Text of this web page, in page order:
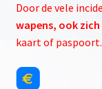
Door de vele
wapens, ook
kaart of paspoort.